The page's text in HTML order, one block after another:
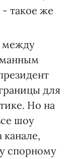
- такое же
между
для
Но на
шоу
канале,
спорному